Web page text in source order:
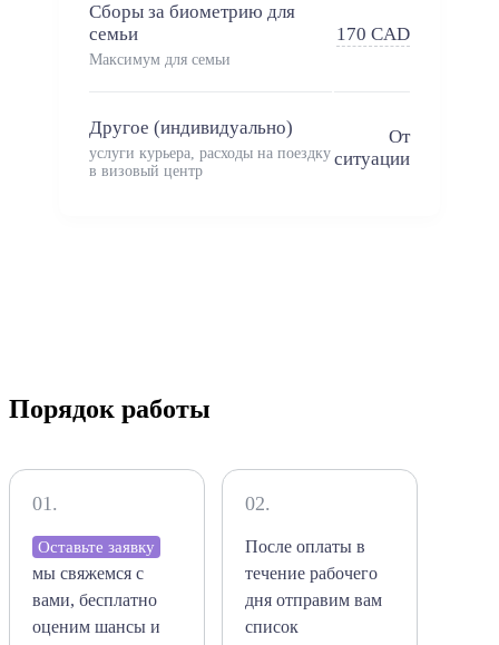
Сборы за биометрию для
семьи
Максимум для семьи
170 CAD
Другое (индивидуально)
услуги курьера, расходы на поездку
в визовый центр
От
ситуации
Порядок работы
01.
Оставьте заявку
мы свяжемся с
вами, бесплатно
оценим шансы и
02.
После оплаты в
течение рабочего
дня отправим вам
список